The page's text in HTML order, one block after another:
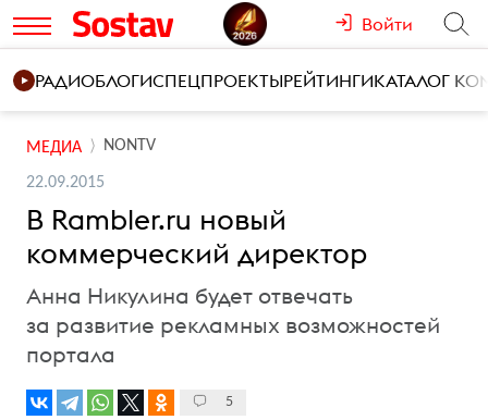
Войти
РАДИОБЛОГИСПЕЦПРОЕКТЫРЕЙТИНГИКАТАЛОГ
МЕДИА NONTV
22.09.2015
В Rambler.ru новый
коммерческий директор
Анна Никулина будет отвечать
за развитие рекламных возможностей
портала
5